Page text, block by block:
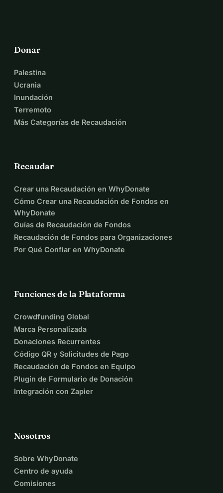
Donar
Palestina
Ucrania
Inundación
Terremoto
Más Categorías de Recaudación
Recaudar
Crear una Recaudación en WhyDonate
Cómo Crear una Recaudación de Fondos en
WhyDonate
Guías de Recaudación de Fondos
Recaudación de Fondos para Organizaciones
Por Qué Confiar en WhyDonate
Funciones de la Plataforma
Crowdfunding Global
Marca Personalizada
Donaciones Recurrentes
Código QR y Solicitudes de Pago
Recaudación de Fondos en Equipo
Plugin de Formulario de Donación
Integración con Zapier
Nosotros
Sobre WhyDonate
Centro de ayuda
Comisiones